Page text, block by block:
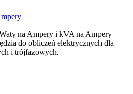
na Ampery i kVA na Ampery
do obliczeń elektrycznych dla
i trójfazowych.